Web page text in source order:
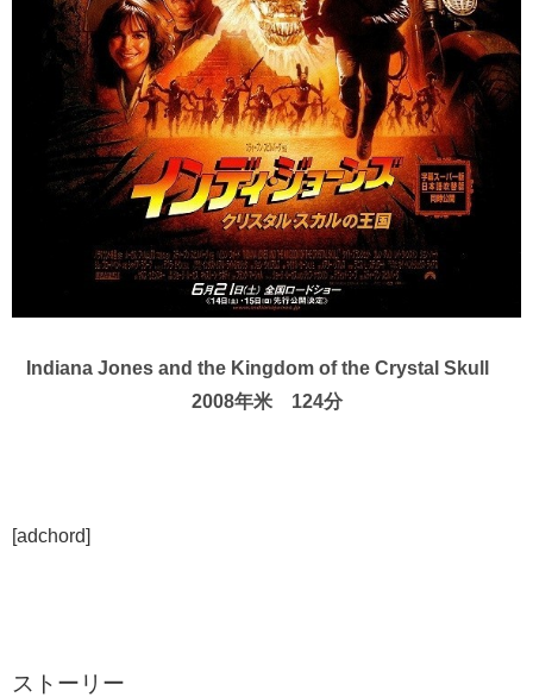
Indiana Jones and the Kingdom of the Crystal Skull
2008年米 124分
[adchord]
ストーリー